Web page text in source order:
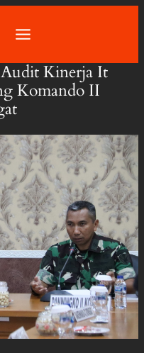
Kinerja It
Komando II